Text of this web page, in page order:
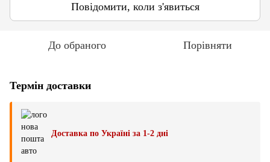
Повідомити, коли з'явиться
До обраного Порівняти
Термін доставки
Доставка по Україні за 1-2 дні